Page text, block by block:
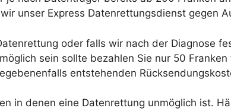
unser Express Datenrettungsdienst gegen
oder falls wir nach der Diagnose
sein sollte bezahlen Sie nur 50
entstehenden
in denen eine Datenrettung unmöglich ist.